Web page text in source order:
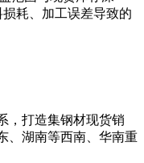
耗、加工误差导致的
，打造集钢材现货销
、湖南等西南、华南重